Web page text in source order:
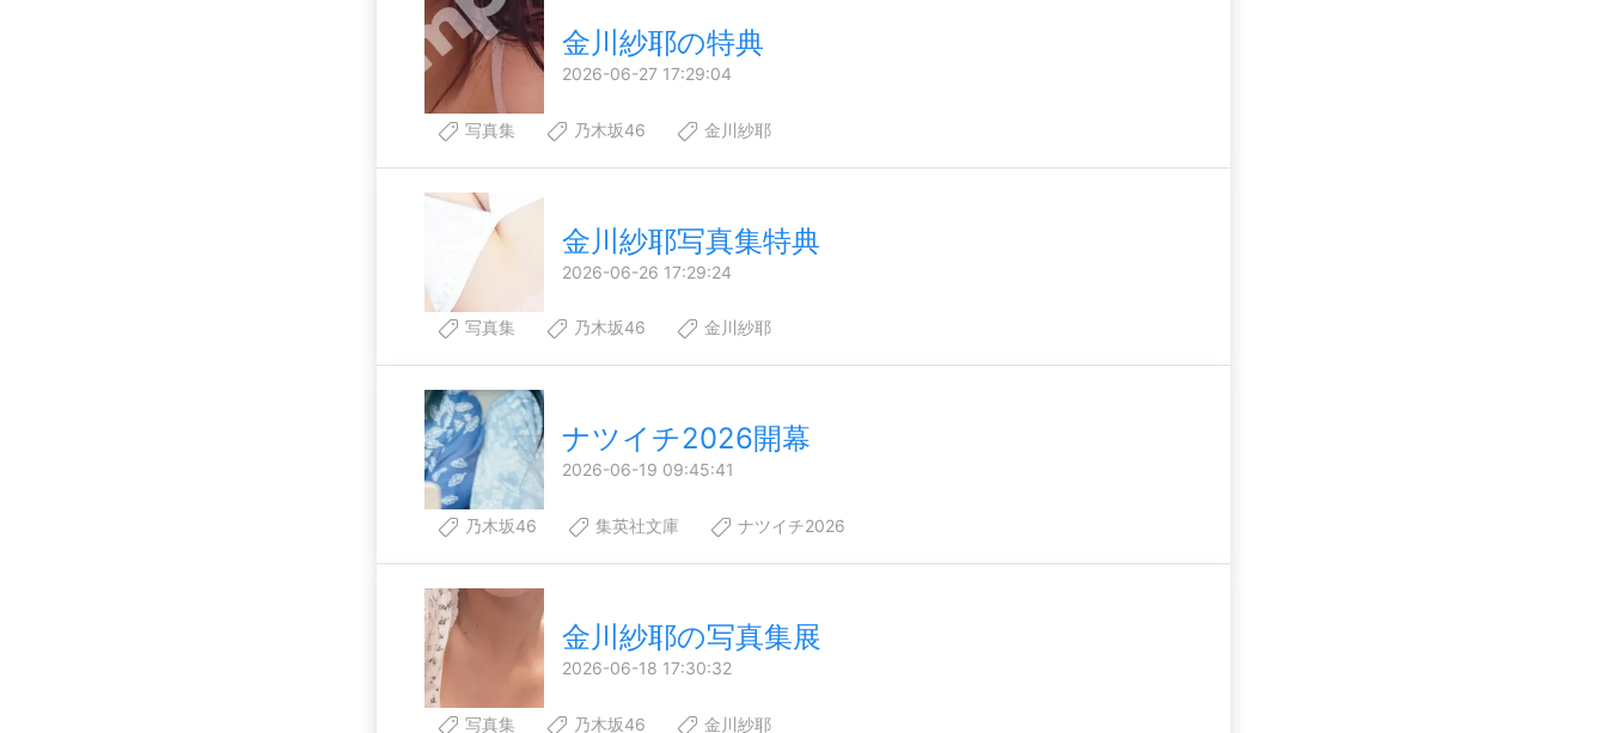
金川紗耶の特典
2026-06-27 17:29:04
写真集 乃木坂46 金川紗耶
金川紗耶写真集特典
2026-06-26 17:29:24
写真集 乃木坂46 金川紗耶
ナツイチ2026開幕
2026-06-19 09:45:41
乃木坂46 集英社文庫 ナツイチ2026
金川紗耶の写真集展
2026-06-18 17:30:32
写真集 乃木坂46 金川紗耶